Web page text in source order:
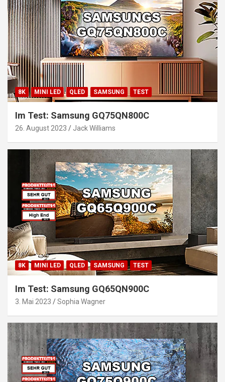
8K MINI LED QLED SAMSUNG TEST
Im Test: Samsung GQ75QN800C
26. August 2023 Jack Williams
8K MINI LED QLED SAMSUNG TEST
Im Test: Samsung GQ65QN900C
3. Mai 2023 Sophia Wagner